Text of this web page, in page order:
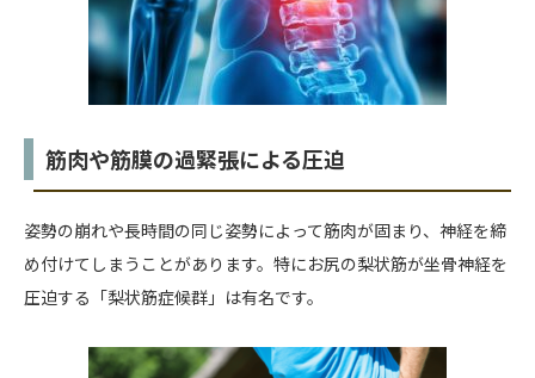
筋肉や筋膜の過緊張による圧迫
姿勢の崩れや長時間の同じ姿勢によって筋肉が固まり、神経を締
め付けてしまうことがあります。特にお尻の梨状筋が坐骨神経を
圧迫する「梨状筋症候群」は有名です。